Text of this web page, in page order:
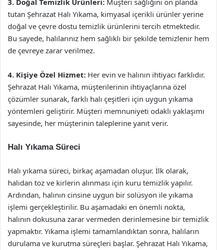
3. Doğal Temizlik Ürünleri: Müşteri sağlığını ön planda
tutan Şehrazat Halı Yıkama, kimyasal içerikli ürünler yerine
doğal ve çevre dostu temizlik ürünlerini tercih etmektedir.
Bu sayede, halılarınız hem sağlıklı bir şekilde temizlenir hem
de çevreye zarar verilmez.
4. Kişiye Özel Hizmet: Her evin ve halının ihtiyacı farklıdır.
Şehrazat Halı Yıkama, müşterilerinin ihtiyaçlarına özel
çözümler sunarak, farklı halı çeşitleri için uygun yıkama
yöntemleri geliştirir. Müşteri memnuniyeti odaklı yaklaşımı
sayesinde, her müşterinin taleplerine yanıt verir.
Halı Yıkama Süreci
Halı yıkama süreci, birkaç aşamadan oluşur. İlk olarak,
halıdan toz ve kirlerin alınması için kuru temizlik yapılır.
Ardından, halının cinsine uygun bir solüsyon ile yıkama
işlemi gerçekleştirilir. Bu aşamadaki en önemli nokta,
halının dokusuna zarar vermeden derinlemesine bir temizlik
yapmaktır. Yıkama işlemi tamamlandıktan sonra, halıların
durulama ve kurutma süreçleri başlar. Şehrazat Halı Yıkama,